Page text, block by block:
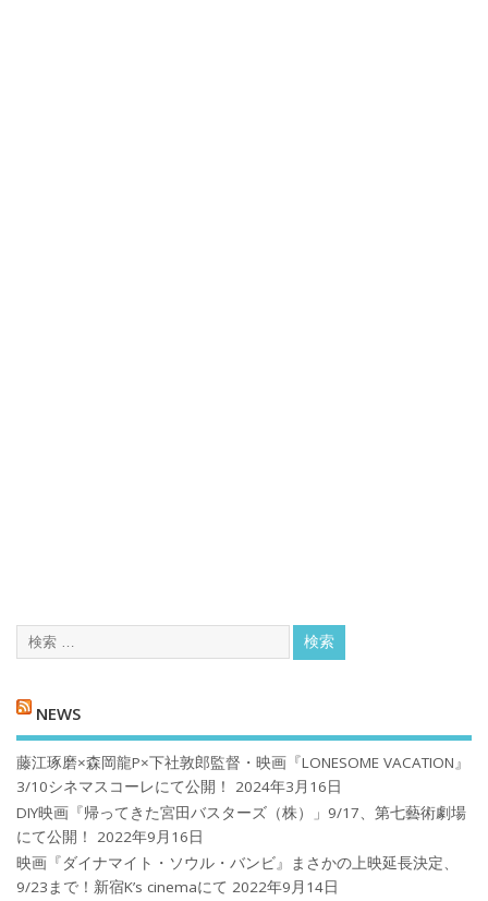
NEWS
藤江琢磨×森岡龍P×下社敦郎監督・映画『LONESOME VACATION』
3/10シネマスコーレにて公開！
2024年3月16日
DIY映画『帰ってきた宮田バスターズ（株）」9/17、第七藝術劇場
にて公開！
2022年9月16日
映画『ダイナマイト・ソウル・バンビ』まさかの上映延長決定、
9/23まで！新宿K’s cinemaにて 2022年9月14日